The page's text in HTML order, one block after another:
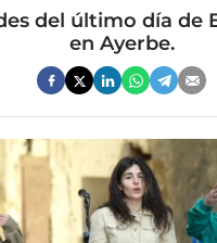
del último día de
en Ayerbe.